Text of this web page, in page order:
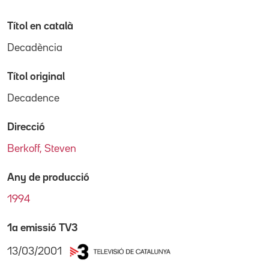
Títol en català
Decadència
Títol original
Decadence
Direcció
Berkoff, Steven
Any de producció
1994
1a emissió TV3
13/03/2001